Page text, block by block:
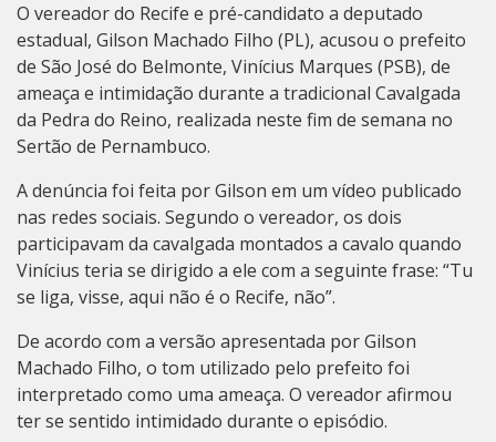
O vereador do Recife e pré-candidato a deputado
estadual, Gilson Machado Filho (PL), acusou o prefeito
de São José do Belmonte, Vinícius Marques (PSB), de
ameaça e intimidação durante a tradicional Cavalgada
da Pedra do Reino, realizada neste fim de semana no
Sertão de Pernambuco.
A denúncia foi feita por Gilson em um vídeo publicado
nas redes sociais. Segundo o vereador, os dois
participavam da cavalgada montados a cavalo quando
Vinícius teria se dirigido a ele com a seguinte frase: “Tu
se liga, visse, aqui não é o Recife, não”.
De acordo com a versão apresentada por Gilson
Machado Filho, o tom utilizado pelo prefeito foi
interpretado como uma ameaça. O vereador afirmou
ter se sentido intimidado durante o episódio.